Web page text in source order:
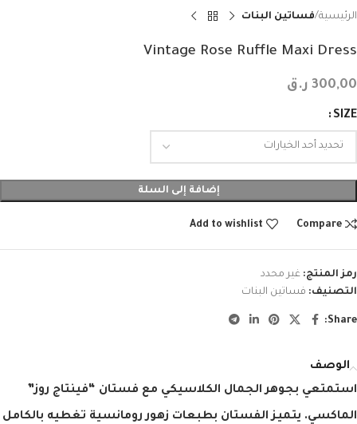
الرئيسية فساتين البنات
Vintage Rose Ruffle Maxi Dress
300,00 ر.ق
SIZE
إضافة إلى السلة
Compare
Add to wishlist
رمز المنتج: غير محدد
التصنيف: فساتين البنات
Share:
الوصف
استمتعي بجوهر الجمال الكلاسيكي مع فستان “فينتاج روز”
الماكسي. يتميز الفستان بطبعات زهور رومانسية تغطيه بالكامل